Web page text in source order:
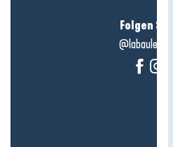
Folgen Sie